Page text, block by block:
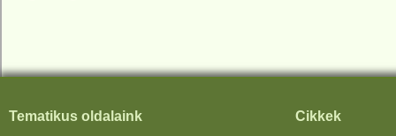
Tematikus oldalaink Cikkek